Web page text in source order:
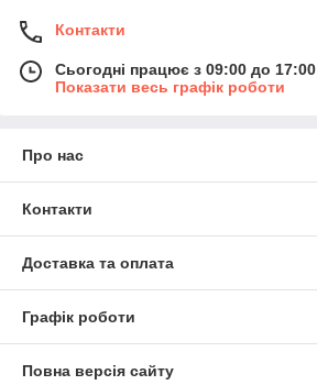
Контакти
Сьогодні працює з 09:00 до 17:00
Показати весь графік роботи
Про нас
Контакти
Доставка та оплата
Графік роботи
Повна версія сайту